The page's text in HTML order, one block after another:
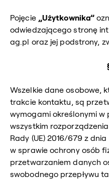
Pojęcie „Użytkownika”
odwiedzającego stronę
ag.pl oraz jej podstrony,
Wszelkie dane osobowe,
trakcie kontaktu, są
wymogami określonymi
wszystkim
Rady (UE) 2016/679 z
w sprawie ochrony osób
przetwarzaniem danych
swobodnego przepływu